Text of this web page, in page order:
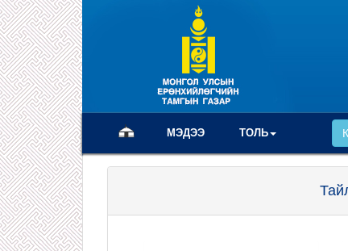
(current)МЭДЭЭ ТОЛЬ